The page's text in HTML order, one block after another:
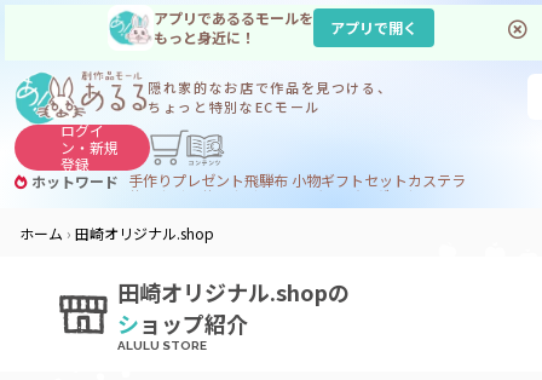
アプリであるるモールを
もっと身近に！
アプリで開く
隠れ家的なお店で作品を見つける、
ちょっと特別なECモール
ログイ
ン・新規
登録
ホットワード 手作りプレゼント飛騨布 小物ギフトセットカステラ
サヌカイト コーヒー
ジンギスカン
ホーム
田崎オリジナル.shop
田崎オリジナル.shopの
ショップ紹介